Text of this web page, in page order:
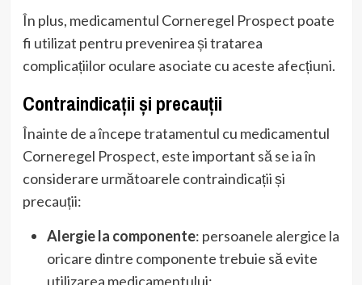
În plus, medicamentul Corneregel Prospect poate
fi utilizat pentru prevenirea și tratarea
complicațiilor oculare asociate cu aceste afecțiuni.
Contraindicații și precauții
Înainte de a începe tratamentul cu medicamentul
Corneregel Prospect, este important să se ia în
considerare următoarele contraindicații și
precauții:
Alergie la componente: persoanele alergice la
oricare dintre componente trebuie să evite
utilizarea medicamentului;